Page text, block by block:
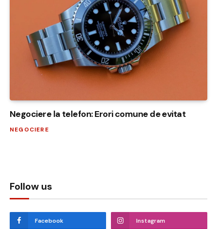
Negociere la telefon: Erori comune de evitat
NEGOCIERE
Follow us
Facebook Instagram